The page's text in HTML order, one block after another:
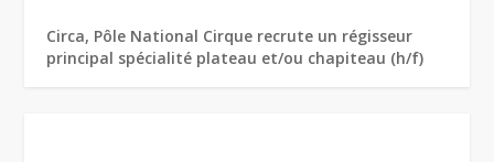
Circa, Pôle National Cirque recrute un régisseur
principal spécialité plateau et/ou chapiteau (h/f)